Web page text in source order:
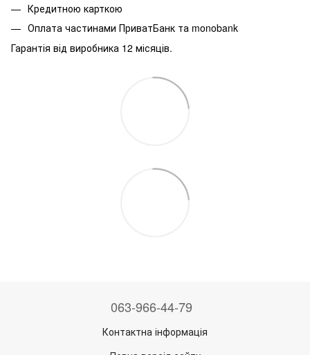
Кредитною карткою
Оплата частинами ПриватБанк та monobank
Гарантія від виробника 12 місяців.
063-966-44-79
Контактна інформація